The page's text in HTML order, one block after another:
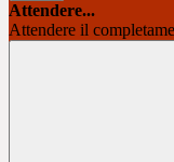
Attendere...
Attendere il